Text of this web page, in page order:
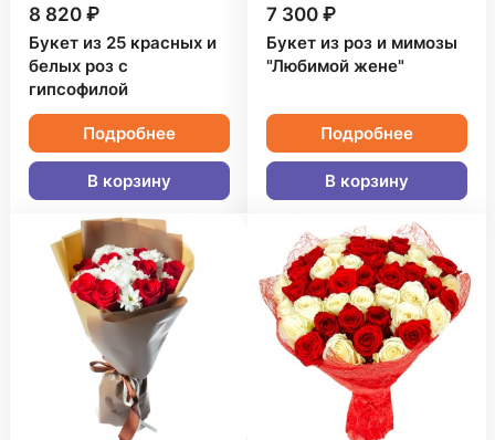
8 820 ₽
Букет из 25 красных и
белых роз с
гипсофилой
Подробнее
В корзину
7 300 ₽
Букет из роз и мимозы
"Любимой жене"
Подробнее
В корзину